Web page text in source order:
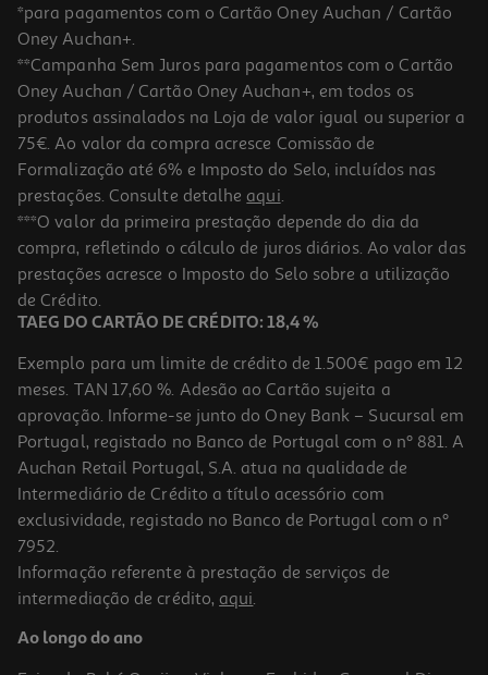
*para pagamentos com o Cartão Oney Auchan / Cartão
Oney Auchan+.
**Campanha Sem Juros para pagamentos com o Cartão
Oney Auchan / Cartão Oney Auchan+, em todos os
produtos assinalados na Loja de valor igual ou superior a
75€. Ao valor da compra acresce Comissão de
Formalização até 6% e Imposto do Selo, incluídos nas
prestações. Consulte detalhe aqui.
***O valor da primeira prestação depende do dia da
compra, refletindo o cálculo de juros diários. Ao valor das
prestações acresce o Imposto do Selo sobre a utilização
de Crédito.
TAEG DO CARTÃO DE CRÉDITO: 18,4 %
Exemplo para um limite de crédito de 1.500€ pago em 12
meses. TAN 17,60 %. Adesão ao Cartão sujeita a
aprovação. Informe-se junto do Oney Bank – Sucursal em
Portugal, registado no Banco de Portugal com o nº 881. A
Auchan Retail Portugal, S.A. atua na qualidade de
Intermediário de Crédito a título acessório com
exclusividade, registado no Banco de Portugal com o nº
7952.
Informação referente à prestação de serviços de
intermediação de crédito, aqui.
Ao longo do ano